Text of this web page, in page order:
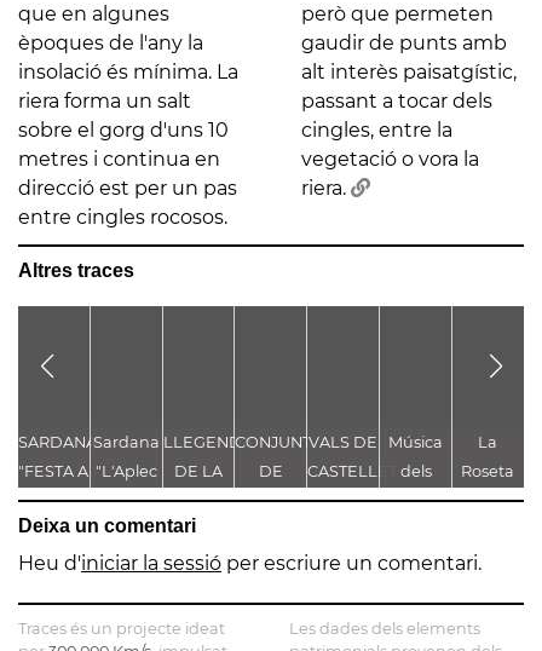
que en algunes
èpoques de l'any la
insolació és mínima. La
riera forma un salt
sobre el gorg d'uns 10
metres i continua en
direcció est per un pas
entre cingles rocosos.
però que permeten
gaudir de punts amb
alt interès paisatgístic,
passant a tocar dels
cingles, entre la
vegetació o vora la
riera.
Altres traces
SARDANA
"FESTA A
CASTELLET"
Sardana
"L'Aplec
d'Artés"
LLEGENDA
DE LA
TROBALLA
DE LA
MARE
CASTELLET
CONJUNT
DE
LLEGENDES
AL CAMÍ
VALS DE
CASTELLET
Música
dels
Pastorets
La
Roseta
de
o de
fem
Deixa un comentari
Heu d'iniciar la sessió per escriure un comentari.
Traces és un projecte ideat
Les dades dels elements